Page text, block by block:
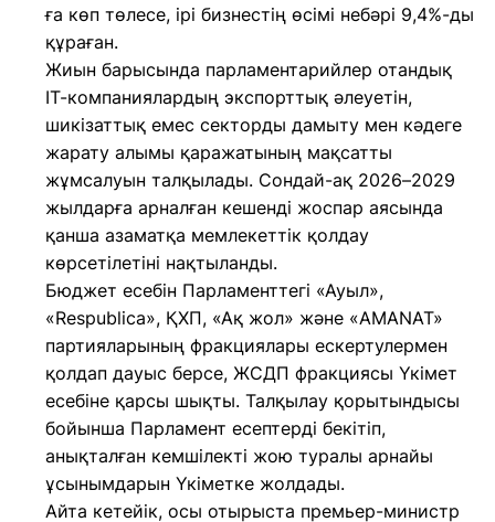
ға көп төлесе, ірі бизнестің өсімі небәрі 9,4%-ды
құраған.
Жиын барысында парламентарийлер отандық
IT-компаниялардың экспорттық әлеуетін,
шикізаттық емес секторды дамыту мен кәдеге
жарату алымы қаражатының мақсатты
жұмсалуын талқылады. Сондай-ақ 2026–2029
жылдарға арналған кешенді жоспар аясында
қанша азаматқа мемлекеттік қолдау
көрсетілетіні нақтыланды.
Бюджет есебін Парламенттегі «Ауыл»,
«Respublica», ҚХП, «Ақ жол» және «AMANAT»
партияларының фракциялары ескертулермен
қолдап дауыс берсе, ЖСДП фракциясы Үкімет
есебіне қарсы шықты. Талқылау қорытындысы
бойынша Парламент есептерді бекітіп,
анықталған кемшілекті жою туралы арнайы
ұсынымдарын Үкіметке жолдады.
Айта кетейік, осы отырыста премьер-министр